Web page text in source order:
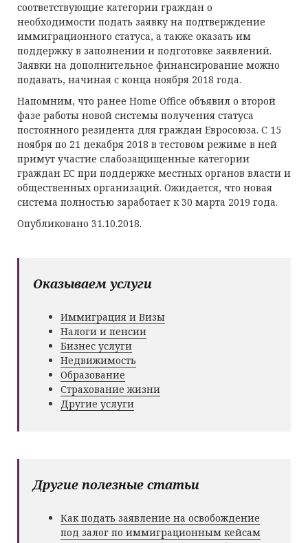
соответствующие категории граждан о
необходимости подать заявку на подтверждение
иммиграционного статуса, а также оказать им
поддержку в заполнении и подготовке заявлений.
Заявки на дополнительное финансирование можно
подавать, начиная с конца ноября 2018 года.
Напомним, что ранее Home Office объявил о второй
фазе работы новой системы получения статуса
постоянного резидента для граждан Евросоюза. С 15
ноября по 21 декабря 2018 в тестовом режиме в ней
примут участие слабозащищенные категории
граждан ЕС при поддержке местных органов власти и
общественных организаций. Ожидается, что новая
система полностью заработает к 30 марта 2019 года.
Опубликовано 31.10.2018.
Оказываем услуги
Иммиграция и Визы
Налоги и пенсии
Бизнес услуги
Недвижимость
Образование
Страхование жизни
Другие услуги
Другие полезные статьи
Как подать заявление на освобождение
под залог по иммиграционным кейсам